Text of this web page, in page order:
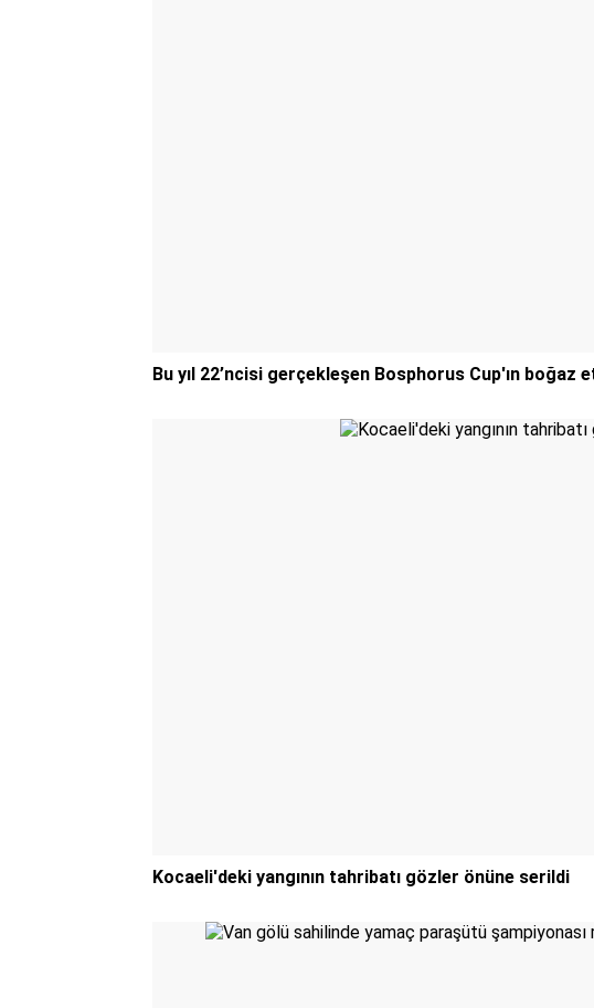
Bu yıl 22’ncisi gerçekleşen Bosphorus Cup'ın boğaz
Kocaeli'deki yangının tahribatı gözler önüne serildi